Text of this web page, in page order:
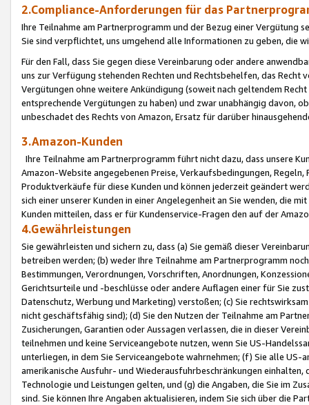
2.Compliance-Anforderungen für das
Ihre Teilnahme am Partnerprogramm und der Bezug einer Vergütung
Sie sind verpflichtet, uns umgehend alle Informationen zu geben, die
Für den Fall, dass Sie gegen diese Vereinbarung oder andere
uns zur Verfügung stehenden Rechten und Rechtsbehelfen, das
Vergütungen ohne weitere Ankündigung (soweit nach geltendem
entsprechende Vergütungen zu haben) und zwar unabhängig davon,
unbeschadet des Rechts von Amazon, Ersatz für darüber
3.Amazon-Kunden
Ihre Teilnahme am Partnerprogramm führt nicht dazu, dass unsere
Amazon-Website angegebenen Preise, Verkaufsbedingungen,
Produktverkäufe für diese Kunden und können jederzeit geändert
sich einer unserer Kunden in einer Angelegenheit an Sie wenden, die
Kunden mitteilen, dass er für Kundenservice-Fragen den auf der
4.Gewährleistungen
Sie gewährleisten und sichern zu, dass (a) Sie gemäß dieser
betreiben werden; (b) weder Ihre Teilnahme am Partnerprogramm
Bestimmungen, Verordnungen, Vorschriften, Anordnungen,
Gerichtsurteile und -beschlüsse oder andere Auflagen einer für Sie
Datenschutz, Werbung und Marketing) verstoßen; (c) Sie
nicht geschäftsfähig sind); (d) Sie den Nutzen der Teilnahme am
Zusicherungen, Garantien oder Aussagen verlassen, die in dieser
teilnehmen und keine Serviceangebote nutzen, wenn Sie US-
unterliegen, in dem Sie Serviceangebote wahrnehmen; (f) Sie alle
amerikanische Ausfuhr- und Wiederausfuhrbeschränkungen
Technologie und Leistungen gelten, und (g) die Angaben, die Sie im
sind. Sie können Ihre Angaben aktualisieren, indem Sie sich über die